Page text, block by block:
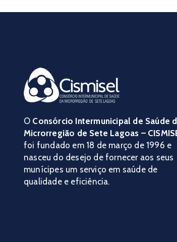
O Consórcio Intermunicipal de Saúde
Microrregião de Sete Lagoas –
foi fundado em 18 de março de 1996 e
nasceu do desejo de fornecer aos seus
munícipes um serviço em saúde de
qualidade e eficiência.